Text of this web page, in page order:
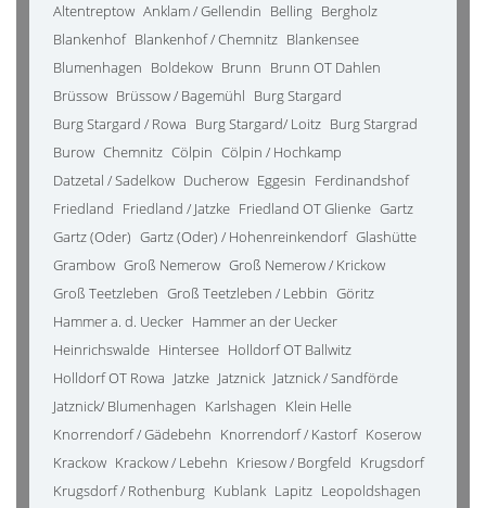
Altentreptow Anklam / Gellendin Belling Bergholz
Blankenhof Blankenhof / Chemnitz Blankensee
Blumenhagen Boldekow Brunn Brunn OT Dahlen
Brüssow Brüssow / Bagemühl Burg Stargard
Burg Stargard / Rowa Burg Stargard/ Loitz Burg Stargrad
Burow Chemnitz Cölpin Cölpin / Hochkamp
Datzetal / Sadelkow Ducherow Eggesin Ferdinandshof
Friedland Friedland / Jatzke Friedland OT Glienke Gartz
Gartz (Oder) Gartz (Oder) / Hohenreinkendorf Glashütte
Grambow Groß Nemerow Groß Nemerow / Krickow
Groß Teetzleben Groß Teetzleben / Lebbin Göritz
Hammer a. d. Uecker Hammer an der Uecker
Heinrichswalde Hintersee Holldorf OT Ballwitz
Holldorf OT Rowa Jatzke Jatznick Jatznick / Sandförde
Jatznick/ Blumenhagen Karlshagen Klein Helle
Knorrendorf / Gädebehn Knorrendorf / Kastorf Koserow
Krackow Krackow / Lebehn Kriesow / Borgfeld Krugsdorf
Krugsdorf / Rothenburg Kublank Lapitz Leopoldshagen